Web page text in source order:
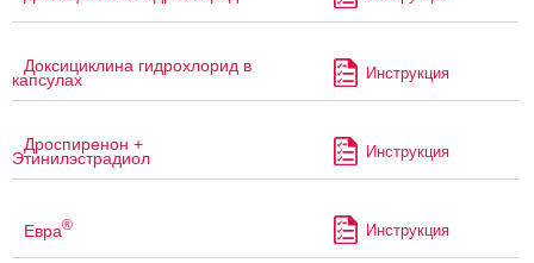
Доксициклина гидрохлорид в
капсулах Инструкция
Дроспиренон +
Этинилэстрадиол Инструкция
Евра® Инструкция